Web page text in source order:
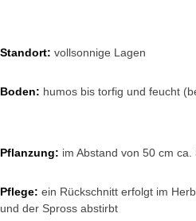
Standort: vollsonnige Lagen
Boden: humos bis torfig und feucht
Pflanzung: im Abstand von 50 cm ca.
Pflege: ein Rückschnitt erfolgt im
und der Spross abstirbt